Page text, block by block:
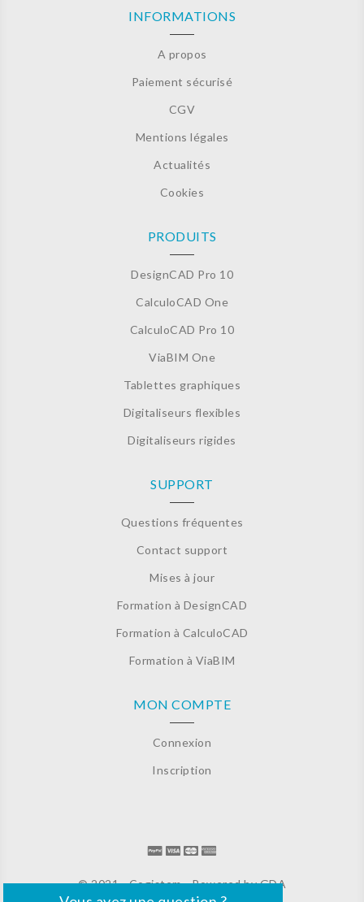
INFORMATIONS
A propos
Paiement sécurisé
CGV
Mentions légales
Actualités
Cookies
PRODUITS
DesignCAD Pro 10
CalculoCAD One
CalculoCAD Pro 10
ViaBIM One
Tablettes graphiques
Digitaliseurs flexibles
Digitaliseurs rigides
SUPPORT
Questions fréquentes
Contact support
Mises à jour
Formation à DesignCAD
Formation à CalculoCAD
Formation à ViaBIM
MON COMPTE
Connexion
Inscription
© 2021 - Cogistem - Powered byGDA